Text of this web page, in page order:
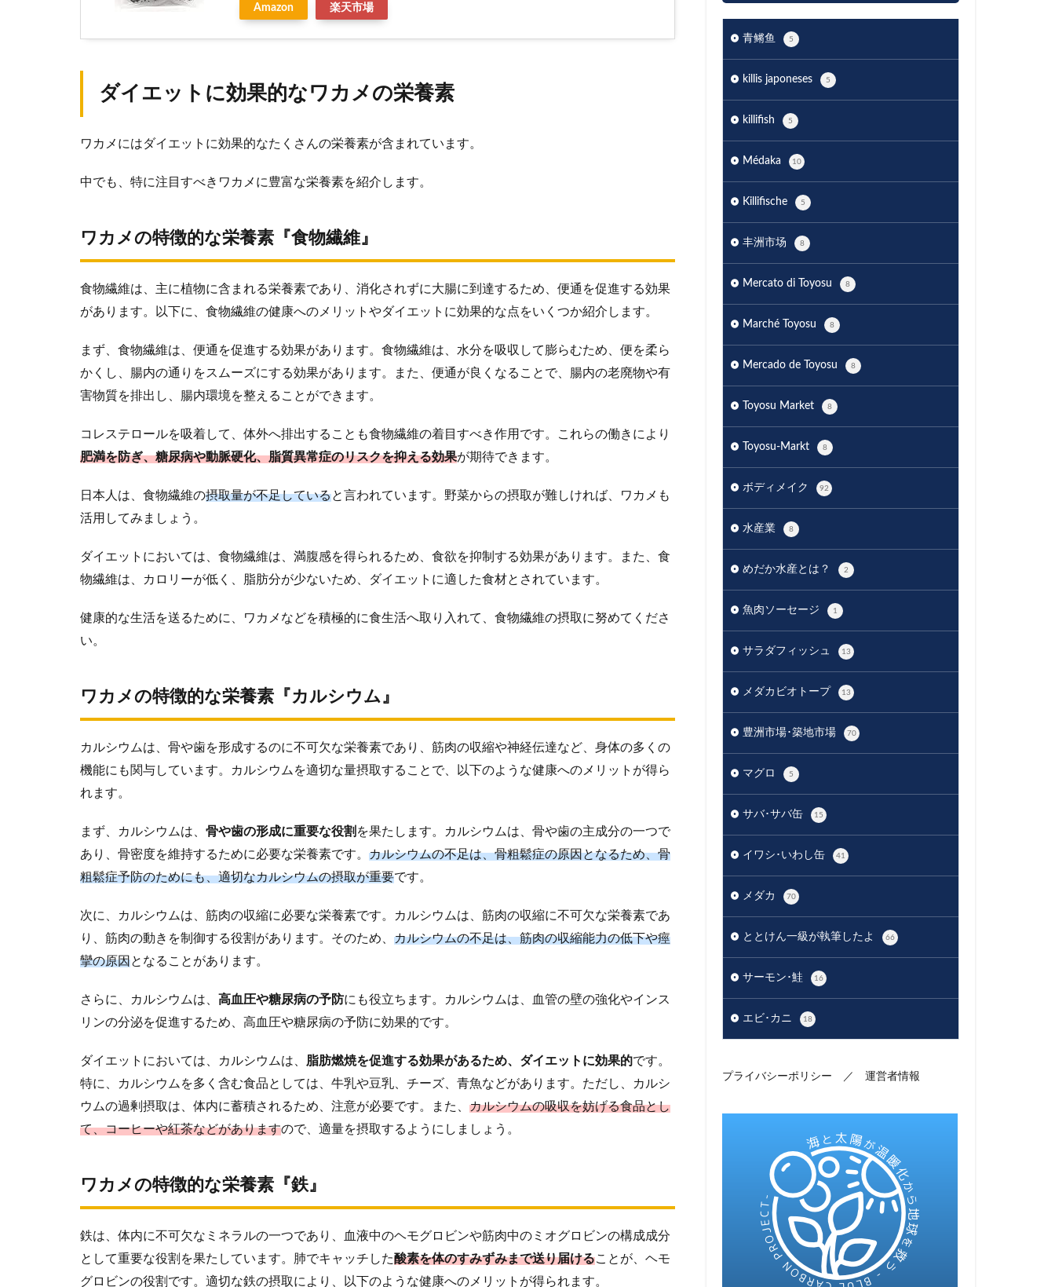
Amazon 楽天市場
ダイエットに効果的なワカメの栄養素
ワカメにはダイエットに効果的なたくさんの栄養素が含まれています。
中でも、特に注目すべきワカメに豊富な栄養素を紹介します。
ワカメの特徴的な栄養素『食物繊維』
食物繊維は、主に植物に含まれる栄養素であり、消化されずに大腸に到達するため、便通を促進する効果
があります。以下に、食物繊維の健康へのメリットやダイエットに効果的な点をいくつか紹介します。
まず、食物繊維は、便通を促進する効果があります。食物繊維は、水分を吸収して膨らむため、便を柔ら
かくし、腸内の通りをスムーズにする効果があります。また、便通が良くなることで、腸内の老廃物や有
害物質を排出し、腸内環境を整えることができます。
コレステロールを吸着して、体外へ排出することも食物繊維の着目すべき作用です。これらの働きにより
肥満を防ぎ、糖尿病や動脈硬化、脂質異常症のリスクを抑える効果が期待できます。
日本人は、食物繊維の摂取量が不足していると言われています。野菜からの摂取が難しければ、ワカメも
活用してみましょう。
ダイエットにおいては、食物繊維は、満腹感を得られるため、食欲を抑制する効果があります。また、食
物繊維は、カロリーが低く、脂肪分が少ないため、ダイエットに適した食材とされています。
健康的な生活を送るために、ワカメなどを積極的に食生活へ取り入れて、食物繊維の摂取に努めてくださ
い。
ワカメの特徴的な栄養素『カルシウム』
カルシウムは、骨や歯を形成するのに不可欠な栄養素であり、筋肉の収縮や神経伝達など、身体の多くの
機能にも関与しています。カルシウムを適切な量摂取することで、以下のような健康へのメリットが得ら
れます。
まず、カルシウムは、 骨や歯の形成に重要な役割 を果たします。カルシウムは、骨や歯の主成分の一つで
あり、骨密度を維持するために必要な栄養素です。 カルシウムの不足は、骨粗鬆症の原因となるため、骨
粗鬆症予防のためにも、適切なカルシウムの摂取が重要です。
次に、カルシウムは、筋肉の収縮に必要な栄養素です。カルシウムは、筋肉の収縮に不可欠な栄養素であ
り、筋肉の動きを制御する役割があります。そのため、 カルシウムの不足は、筋肉の収縮能力の低下や痙
攣の原因となることがあります。
さらに、カルシウムは、 高血圧や糖尿病の予防にも役立ちます。カルシウムは、血管の壁の強化やインス
リンの分泌を促進するため、高血圧や糖尿病の予防に効果的です。
ダイエットにおいては、カルシウムは、 脂肪燃焼を促進する効果があるため、ダイエットに効果的です。
特に、カルシウムを多く含む食品としては、牛乳や豆乳、チーズ、青魚などがあります。ただし、カルシ
ウムの過剰摂取は、体内に蓄積されるため、注意が必要です。また、 カルシウムの吸収を妨げる食品とし
て、コーヒーや紅茶などがありますので、適量を摂取するようにしましょう。
ワカメの特徴的な栄養素『鉄』
鉄は、体内に不可欠なミネラルの一つであり、血液中のヘモグロビンや筋肉中のミオグロビンの構成成分
として重要な役割を果たしています。肺でキャッチした酸素を体のすみずみまで送り届けることが、ヘモ
グロビンの役割です。適切な鉄の摂取により、以下のような健康へのメリットが得られます。
青鳉鱼 5
killis japoneses 5
killifish 5
Médaka 10
Killifische 5
丰洲市场 8
Mercato di Toyosu 8
Marché Toyosu 8
Mercado de Toyosu 8
Toyosu Market 8
Toyosu-Markt 8
ボディメイク 92
水産業 8
めだか水産とは？ 2
魚肉ソーセージ 1
サラダフィッシュ 13
メダカビオトープ 13
豊洲市場･築地市場 70
マグロ 5
サバ･サバ缶 15
イワシ･いわし缶 41
メダカ 70
ととけん一級が執筆したよ 66
サーモン･鮭 16
エビ･カニ 18
プライバシーポリシー ／ 運営者情報